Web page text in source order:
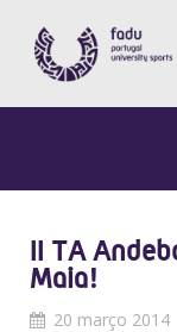
II TA
Maia!
20 março 2014